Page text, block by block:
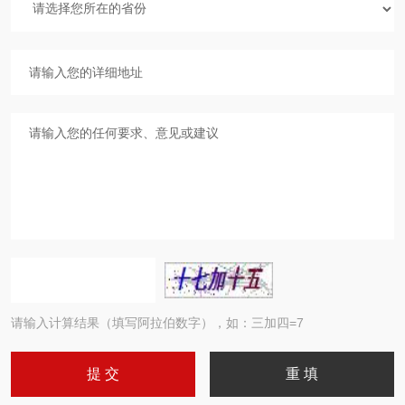
请输入计算结果（填写阿拉伯数字），如：三加四=7